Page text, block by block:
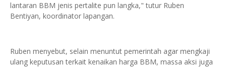
lantaran BBM jenis pertalite pun langka," tutur Ruben
Bentiyan, koordinator lapangan.
Ruben menyebut, selain menuntut pemerintah agar mengkaji
ulang keputusan terkait kenaikan harga BBM, massa aksi juga